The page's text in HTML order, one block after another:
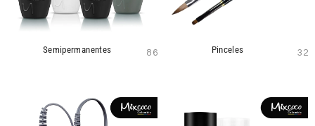
Semipermanentes 86 Pinceles 32